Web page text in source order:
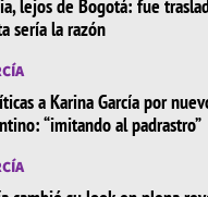
lejos de Bogotá: fue
sería la razón
a Karina García por
“imitando al padrastro”